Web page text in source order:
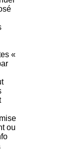
«
ou